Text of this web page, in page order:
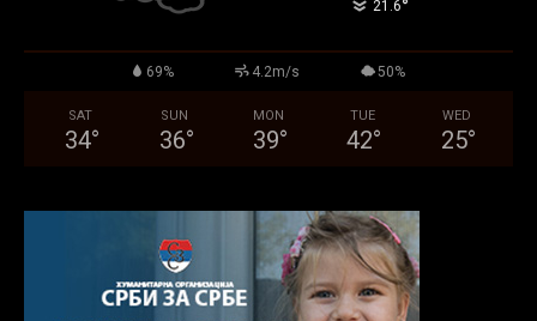
21.6°
69% 4.2m/s 50%
SAT
34°
SUN
36°
MON
39°
TUE
42°
WED
25°